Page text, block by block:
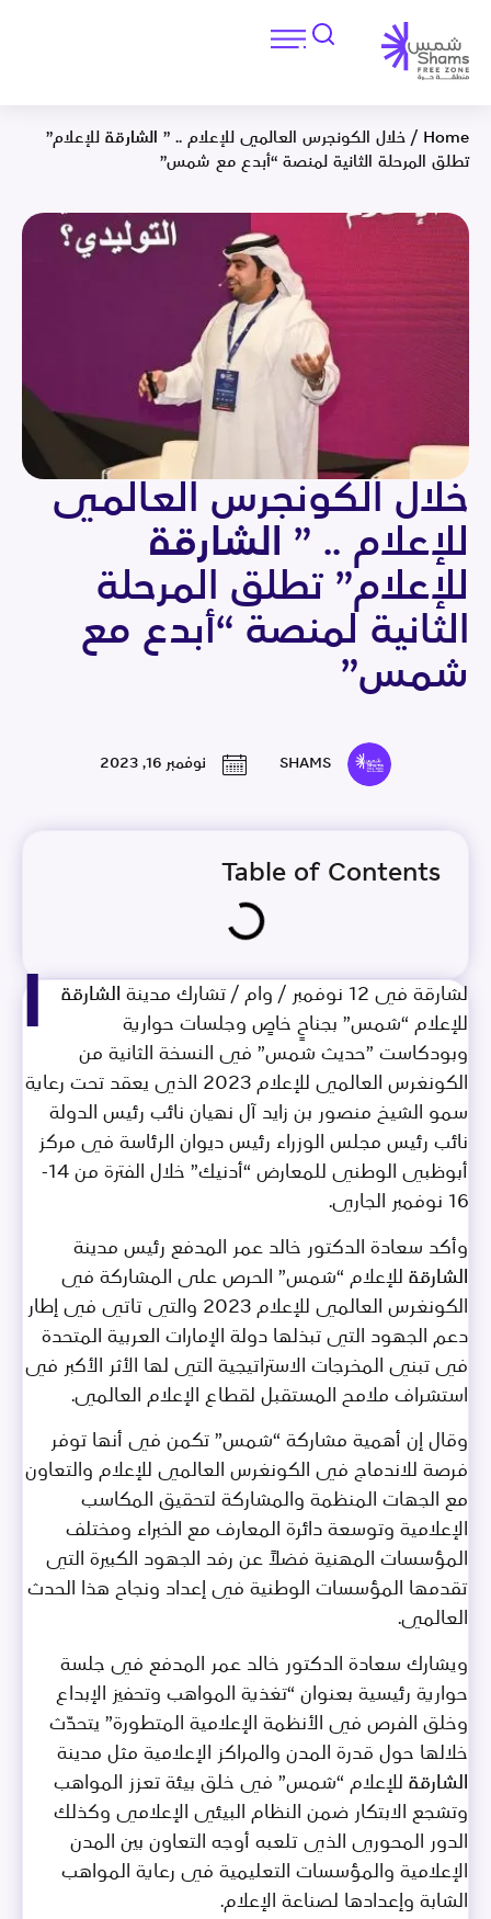
Home
/ خلال الكونجرس العالمي للإعلام .. ” الشارقة للإعلام”
تطلق المرحلة الثانية لمنصة “أبدع مع شمس”
خلال الكونجرس العالمي
للإعلام .. ” الشارقة
للإعلام” تطلق المرحلة
الثانية لمنصة “أبدع مع
شمس”
SHAMS نوفمبر 16, 2023
Table of Contents
ا
لشارقة في 12 نوفمبر / وام / تشارك مدينة الشارقة
للإعلام “شمس” بجناحٍ خاصٍ وجلسات حوارية
وبودكاست ”حديث شمس” في النسخة الثانية من
الكونغرس العالمي للإعلام 2023 الذي يعقد تحت رعاية
سمو الشيخ منصور بن زايد آل نهيان نائب رئيس الدولة
نائب رئيس مجلس الوزراء رئيس ديوان الرئاسة في مركز
أبوظبي الوطني للمعارض “أدنيك” خلال الفترة من 14-
16 نوفمبر الجاري.
وأكد سعادة الدكتور خالد عمر المدفع رئيس مدينة
الشارقة للإعلام “شمس” الحرص على المشاركة في
الكونغرس العالمي للإعلام 2023 والتي تاتي في إطار
دعم الجهود التي تبذلها دولة الإمارات العربية المتحدة
في تبني المخرجات الاستراتيجية التي لها الأثر الأكبر في
استشراف ملامح المستقبل لقطاع الإعلام العالمي.
وقال إن أهمية مشاركة “شمس” تكمن في أنها توفر
فرصة للاندماج في الكونغرس العالمي للإعلام والتعاون
مع الجهات المنظمة والمشاركة لتحقيق المكاسب
الإعلامية وتوسعة دائرة المعارف مع الخبراء ومختلف
المؤسسات المهنية فضلاً عن رفد الجهود الكبيرة التي
تقدمها المؤسسات الوطنية في إعداد ونجاح هذا الحدث
العالمي.
ويشارك سعادة الدكتور خالد عمر المدفع في جلسة
حوارية رئيسية بعنوان “تغذية المواهب وتحفيز الإبداع
وخلق الفرص في الأنظمة الإعلامية المتطورة” يتحدّث
خلالها حول قدرة المدن والمراكز الإعلامية مثل مدينة
الشارقة للإعلام “شمس” في خلق بيئة تعزز المواهب
وتشجع الابتكار ضمن النظام البيئي الإعلامي وكذلك
الدور المحوري الذي تلعبه أوجه التعاون بين المدن
الإعلامية والمؤسسات التعليمية في رعاية المواهب
الشابة وإعدادها لصناعة الإعلام.